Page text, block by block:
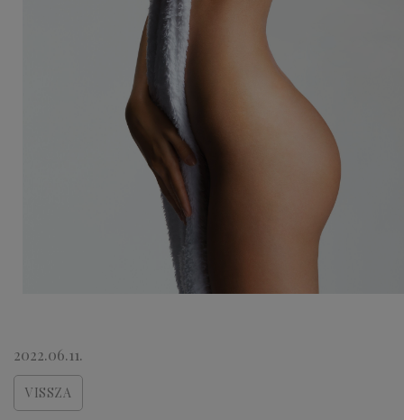
2022.06.11.
VISSZA